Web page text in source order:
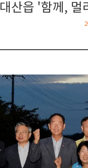
대산읍 '함께, 멀